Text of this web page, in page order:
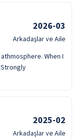
2026-03
Arkadaşlar ve Aile
When I
2025-02
Arkadaşlar ve Aile